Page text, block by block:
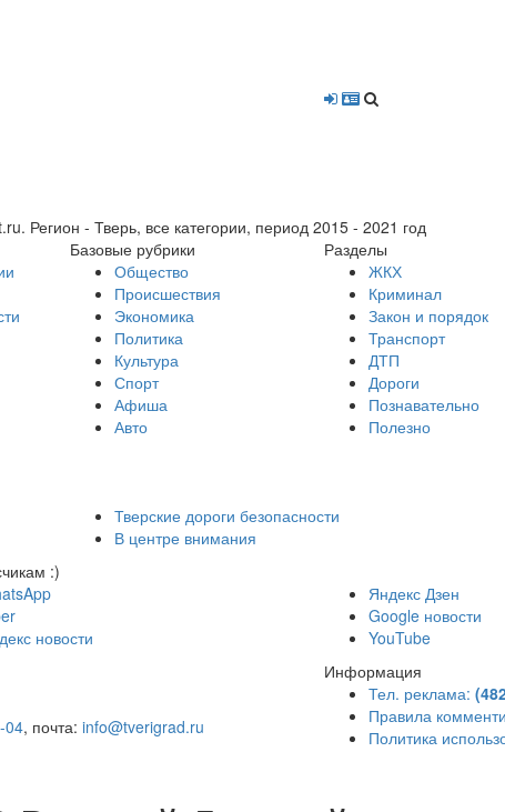
- Тверь, все категории, период 2015 - 2021 год
Базовые рубрики
Общество
Происшествия
Экономика
Политика
Культура
Спорт
Афиша
Авто
Разделы
ЖКХ
Криминал
Закон и порядок
Транспорт
ДТП
Дороги
Познавательно
Полезно
Тверские дороги безопасности
В центре внимания
:)
новости
Яндекс Дзен
Google новости
YouTube
04, почта: info@tverigrad.ru
Информация
Тел. реклама:
Правила
Политика